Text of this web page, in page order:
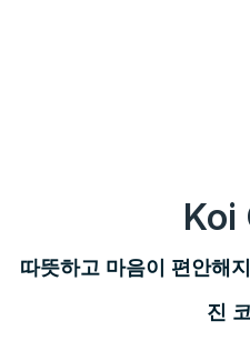
Koi
따뜻하고 마음이 편안해
진